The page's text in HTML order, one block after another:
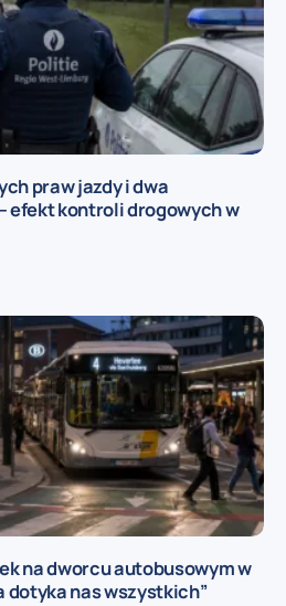
praw jazdy i dwa
efekt kontroli drogowych w
na dworcu autobusowym w
dotyka nas wszystkich”